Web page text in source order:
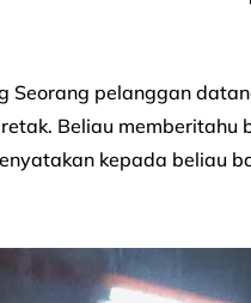
Seorang pelanggan
Beliau memberitahu
kepada beliau